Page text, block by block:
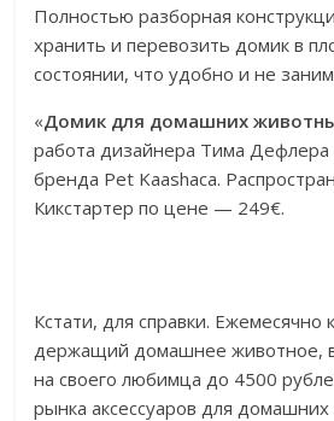
Полностью разборная
хранить и перевозить домик в
состоянии, что удобно и не
«Домик для домашних
работа дизайнера Тима Дефлера
бренда Pet Kaashaca.
Кикстартер по цене — 249€.
Кстати, для справки. Ежемесячно
держащий домашнее животное,
на своего любимца до 4500
рынка аксессуаров для